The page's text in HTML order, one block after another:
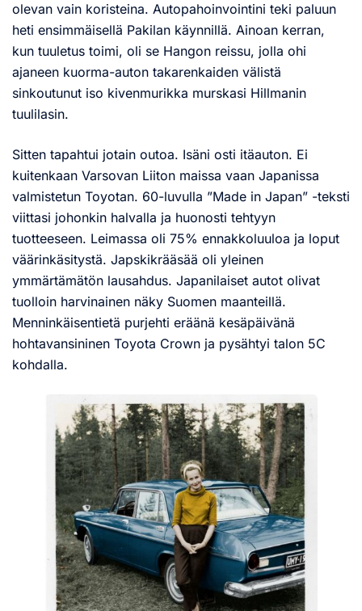
olevan vain koristeina. Autopahoinvointini teki paluun
heti ensimmäisellä Pakilan käynnillä. Ainoan kerran,
kun tuuletus toimi, oli se Hangon reissu, jolla ohi
ajaneen kuorma-auton takarenkaiden välistä
sinkoutunut iso kivenmurikka murskasi Hillmanin
tuulilasin.
Sitten tapahtui jotain outoa. Isäni osti itäauton. Ei
kuitenkaan Varsovan Liiton maissa vaan Japanissa
valmistetun Toyotan. 60-luvulla ”Made in Japan” -teksti
viittasi johonkin halvalla ja huonosti tehtyyn
tuotteeseen. Leimassa oli 75% ennakkoluuloa ja loput
väärinkäsitystä. Japskikrääsää oli yleinen
ymmärtämätön lausahdus. Japanilaiset autot olivat
tuolloin harvinainen näky Suomen maanteillä.
Menninkäisentietä purjehti eräänä kesäpäivänä
hohtavansininen Toyota Crown ja pysähtyi talon 5C
kohdalla.